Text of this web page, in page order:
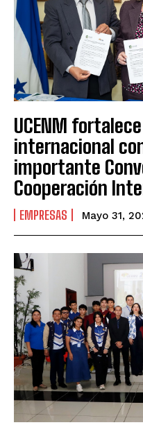
UCENM
internacional
importante
Cooperación
EMPRESAS Mayo 31,